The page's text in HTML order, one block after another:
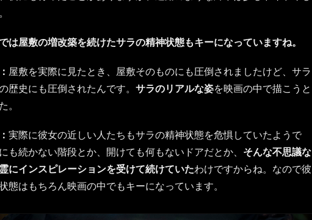
屋敷の増改築を続けたサラの精神状態もキーになっていますね。
屋敷を実際に見たとき、屋敷そのものにも圧倒されましたけど、サラ
歴史にも圧倒されたんです。 サラのリアルな姿を映画の中で描こうと
。
実際に彼女の近しい人たちもサラの精神状態を危惧していたようで
も続かない階段とか、開けても何もないドアだとか、 そんな不思議な
にインスピレーションを受けて続けていたわけですからね。なので彼
態はもちろん映画の中でもキーになっています。